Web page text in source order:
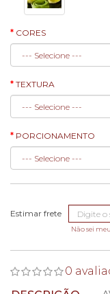
CORES
TEXTURA
PORCIONAMENTO
Não sei
0